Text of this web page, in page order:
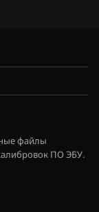
файлы
ПО ЭБУ.